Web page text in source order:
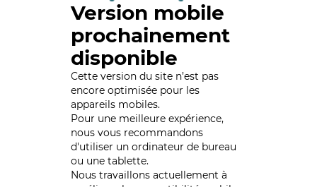
Version mobile
prochainement
disponible
Cette version du site n’est pas
encore optimisée pour les
appareils mobiles.
Pour une meilleure expérience,
nous vous recommandons
d'utiliser un ordinateur de bureau
ou une tablette.
Nous travaillons actuellement à